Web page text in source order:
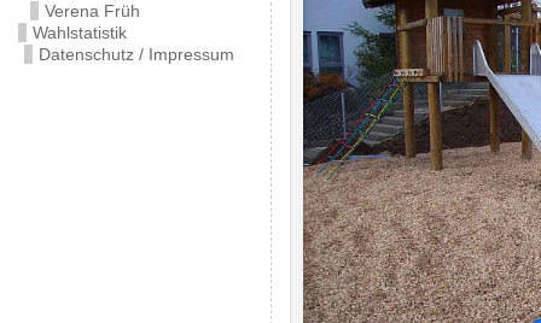
Verena Früh
Wahlstatistik
Datenschutz / Impressum